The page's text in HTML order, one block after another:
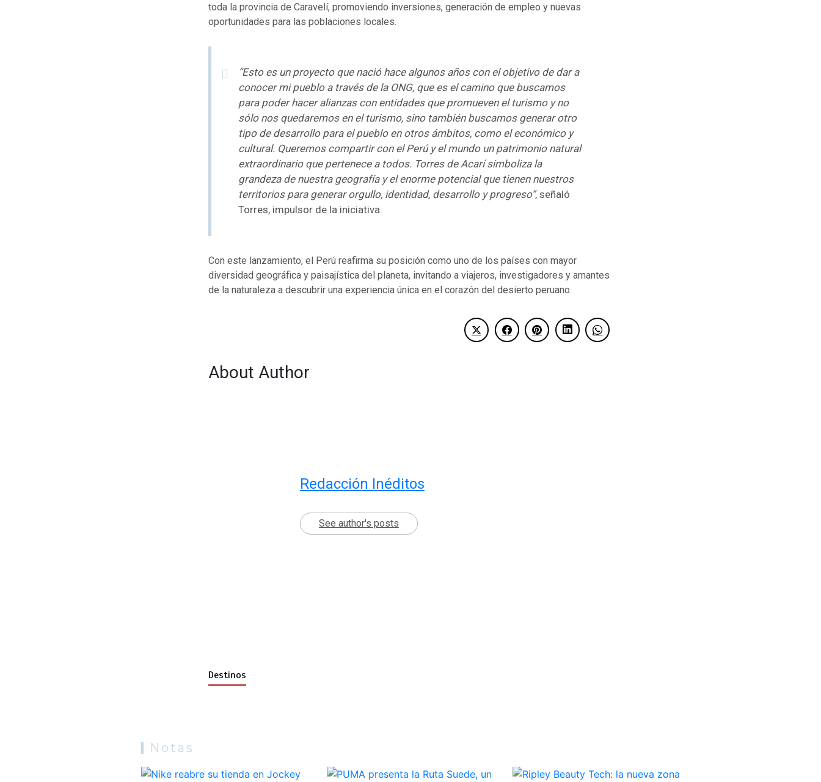
toda la provincia de Caravelí, promoviendo inversiones, generación de empleo y nuevas
oportunidades para las poblaciones locales.
“Esto es un proyecto que nació hace algunos años con el objetivo de dar a
conocer mi pueblo a través de la ONG, que es el camino que buscamos
para poder hacer alianzas con entidades que promueven el turismo y no
sólo nos quedaremos en el turismo, sino también buscamos generar otro
tipo de desarrollo para el pueblo en otros ámbitos, como el económico y
cultural. Queremos compartir con el Perú y el mundo un patrimonio natural
extraordinario que pertenece a todos. Torres de Acarí simboliza la
grandeza de nuestra geografía y el enorme potencial que tienen nuestros
territorios para generar orgullo, identidad, desarrollo y progreso”, señaló
Torres, impulsor de la iniciativa.
Con este lanzamiento, el Perú reafirma su posición como uno de los países con mayor
diversidad geográfica y paisajística del planeta, invitando a viajeros, investigadores y amantes
de la naturaleza a descubrir una experiencia única en el corazón del desierto peruano.
About Author
Redacción Inéditos
See author's posts
Destinos
Notas